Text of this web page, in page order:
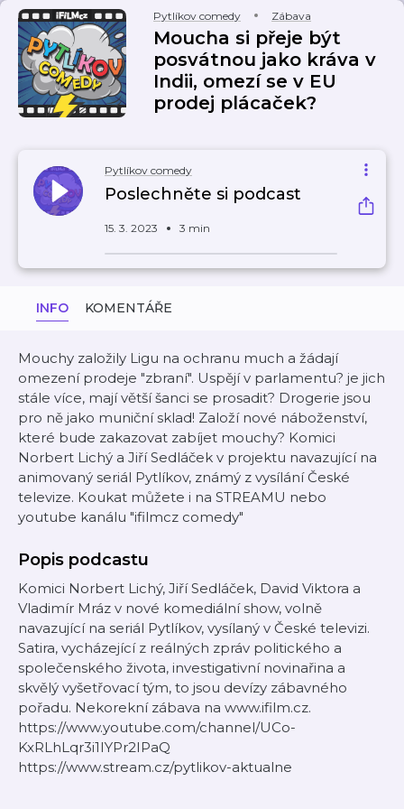
Pytlíkov comedy Zábava
Moucha si přeje být
posvátnou jako kráva v
Indii, omezí se v EU
prodej plácaček?
Pytlíkov comedy
Poslechněte si podcast
15. 3. 2023 3 min
INFO KOMENTÁŘE
Mouchy založily Ligu na ochranu much a žádají
omezení prodeje "zbraní". Uspějí v parlamentu? je jich
stále více, mají větší šanci se prosadit? Drogerie jsou
pro ně jako muniční sklad! Založí nové náboženství,
které bude zakazovat zabíjet mouchy? Komici
Norbert Lichý a Jiří Sedláček v projektu navazující na
animovaný seriál Pytlíkov, známý z vysílání České
televize. Koukat můžete i na STREAMU nebo
youtube kanálu "ifilmcz comedy"
Popis podcastu
Komici Norbert Lichý, Jiří Sedláček, David Viktora a
Vladimír Mráz v nové komediální show, volně
navazující na seriál Pytlíkov, vysílaný v České televizi.
Satira, vycházející z reálných zpráv politického a
společenského života, investigativní novinařina a
skvělý vyšetřovací tým, to jsou devízy zábavného
pořadu. Nekorekní zábava na www.ifilm.cz.
https://www.youtube.com/channel/UCo-
KxRLhLqr3i1IYPr2IPaQ
https://www.stream.cz/pytlikov-aktualne